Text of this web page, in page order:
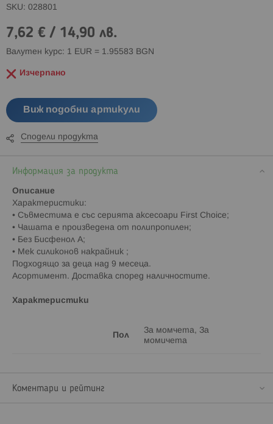
SKU 028801
7,62 € / 14,90 лв.
Валутен курс: 1 EUR = 1.95583 BGN
Изчерпано
Виж подобни артикули
Сподели продукта
Информация за продукта
Описание
Характеристики:
• Съвместима е със серията аксесоари First Choice;
• Чашата е произведена от полипропилен;
• Без Бисфенол А;
• Мек силиконов накрайник ;
Подходящо за деца над 9 месеца.
Асортимент. Доставка според наличностите.
Характеристики
Пол
За момчета, За
момичета
Коментари и рейтинг